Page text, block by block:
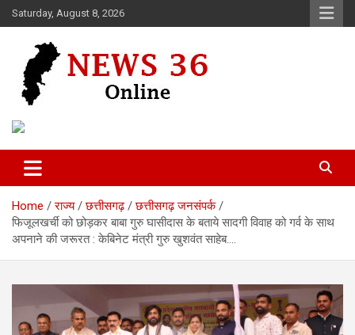
Skip
to
Saturday, August 8, 2026
News 36
Home राज्य छत्तीसगढ़
छत्तीसगढ़ जनसंपर्क
फिजूलखर्ची को छोड़कर बाबा गुरु घासीदास के बताये सादगी विवाह को गर्व के साथ
अपनाने की जरूरत : केबिनेट मंत्री गुरु खुशवंत साहेब….